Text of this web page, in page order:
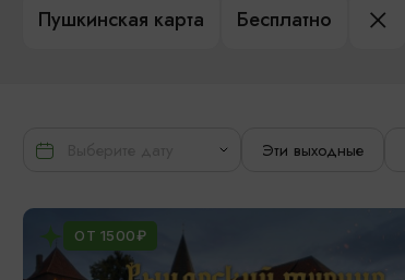
Пушкинская карта Бесплатно
Эти выходные
ОТ 1500₽